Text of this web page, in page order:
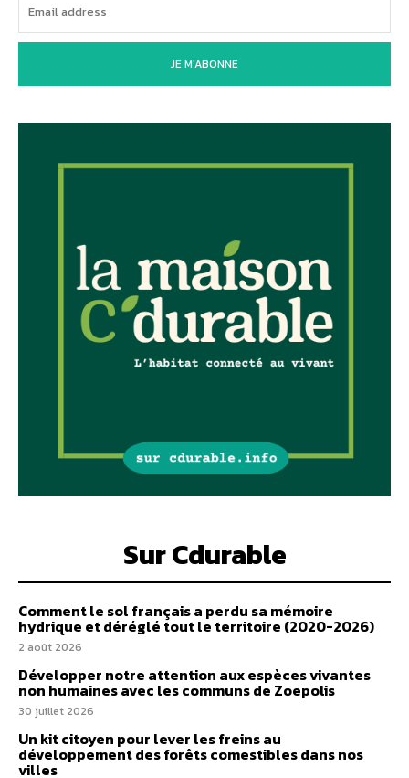
JE M'ABONNE
Sur Cdurable
Comment le sol français a perdu sa mémoire
hydrique et déréglé tout le territoire (2020-2026)
2 août 2026
Développer notre attention aux espèces vivantes
non humaines avec les communs de Zoepolis
30 juillet 2026
Un kit citoyen pour lever les freins au
développement des forêts comestibles dans nos
villes